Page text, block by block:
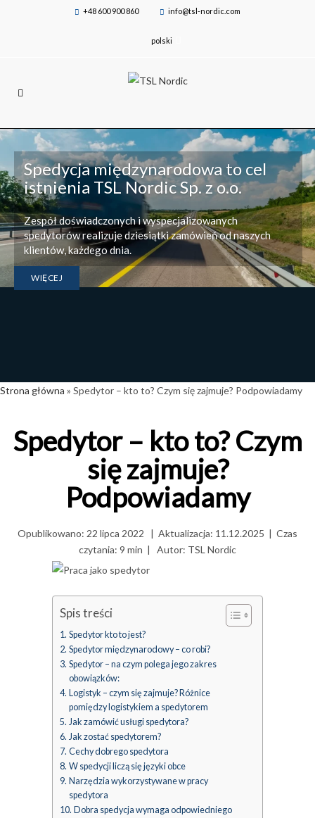
+48 600 900 860 info@tsl-nordic.com
polski
Spedycja międzynarodowa to cel
istnienia TSL Nordic Sp. z o.o.
Zespół doświadczonych i wyspecjalizowanych
spedytorów realizuje dziesiątki zamówień od naszych
klientów, każdego dnia.
WIĘCEJ
Strona główna » Spedytor – kto to? Czym się zajmuje? Podpowiadamy
Spedytor – kto to? Czym
się zajmuje?
Podpowiadamy
Opublikowano: 22 lipca 2022 | Aktualizacja: 11.12.2025 | Czas
czytania: 9 min | Autor: TSL Nordic
Spis treści
Spedytor kto to jest?
Spedytor międzynarodowy – co robi?
Spedytor – na czym polega jego zakres
obowiązków:
Logistyk – czym się zajmuje? Różnice
pomiędzy logistykiem a spedytorem
Jak zamówić usługi spedytora?
Jak zostać spedytorem?
Cechy dobrego spedytora
W spedycji liczą się języki obce
Narzędzia wykorzystywane w pracy
spedytora
Dobra spedycja wymaga odpowiedniego